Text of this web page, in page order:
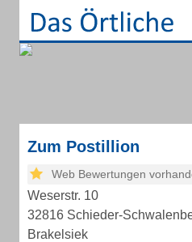
Zum Postillion
Web Bewertungen
Weserstr. 10
32816 Schieder-
Brakelsiek